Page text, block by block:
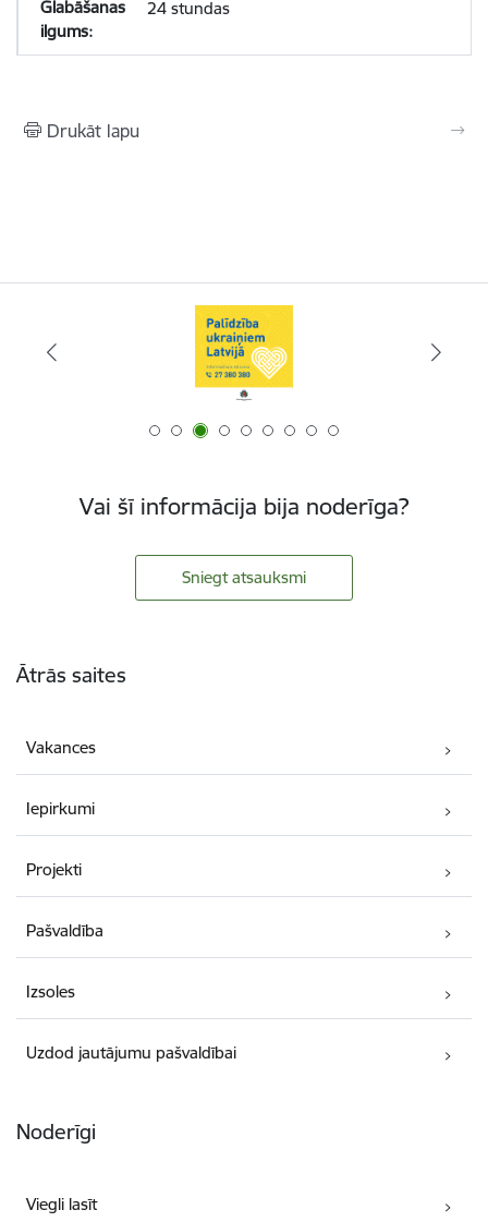
24 stundas
Drukāt lapu
Vai šī informācija bija noderīga?
Sniegt atsauksmi
Ātrās saites
Vakances
Iepirkumi
Projekti
Pašvaldība
Izsoles
Uzdod jautājumu pašvaldībai
Noderīgi
Viegli lasīt